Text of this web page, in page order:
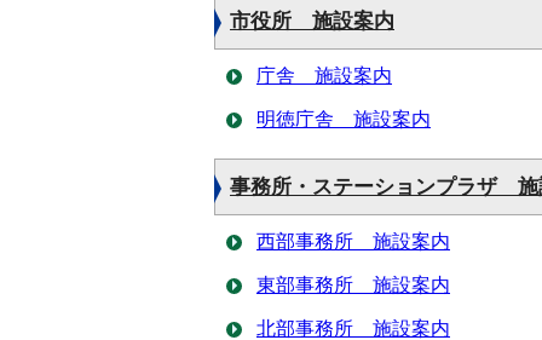
市役所 施設案内
庁舎 施設案内
明徳庁舎 施設案内
事務所・ステーションプラザ 施
西部事務所 施設案内
東部事務所 施設案内
北部事務所 施設案内